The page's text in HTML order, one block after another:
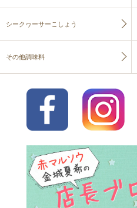
シークヮーサーこしょう
その他調味料